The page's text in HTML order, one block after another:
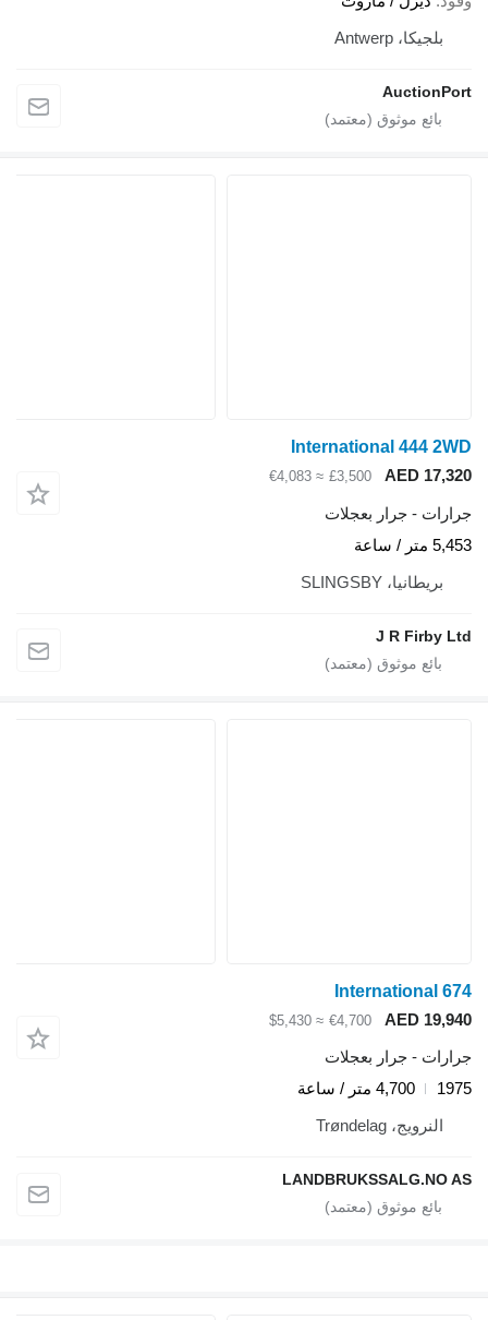
بلجيكا، Antwerp
International 444
AED
£3,500
≈ €4,083
- جرار بعجلات
/ ساعة
بريطانيا، SLINGSBY
J R Firby
International
AED
€4,700
≈ $5,430
- جرار بعجلات
4,700 متر / ساعة
النرويج، Trøndelag
LANDBRUKSSALG.NO